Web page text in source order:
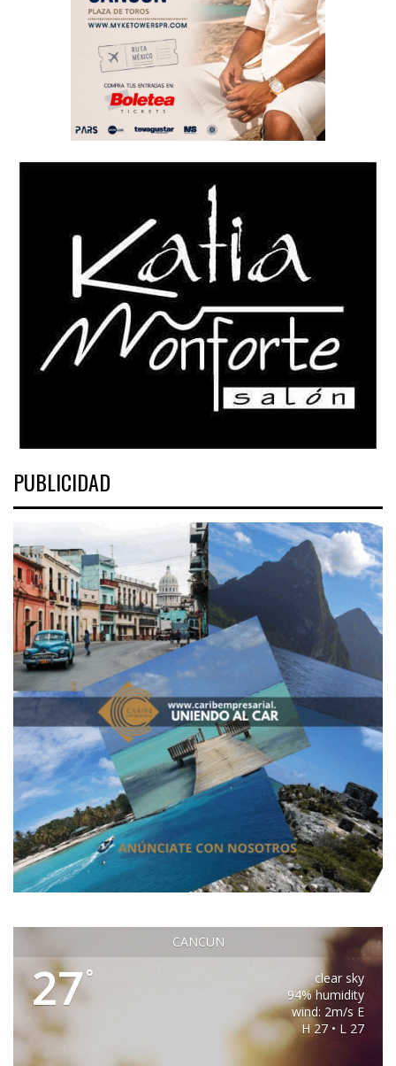
PUBLICIDAD
CANCUN
27°
clear sky
94% humidity
wind: 2m/s E
H 27 • L 27